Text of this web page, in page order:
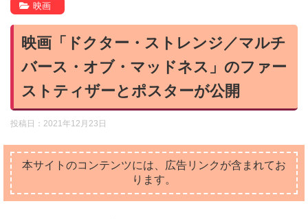
映画
映画「ドクター・ストレンジ／マルチ
バース・オブ・マッドネス」のファー
ストティザーとポスターが公開
投稿日： 2021年12月23日
本サイトのコンテンツには、広告リンクが含まれてお
ります。